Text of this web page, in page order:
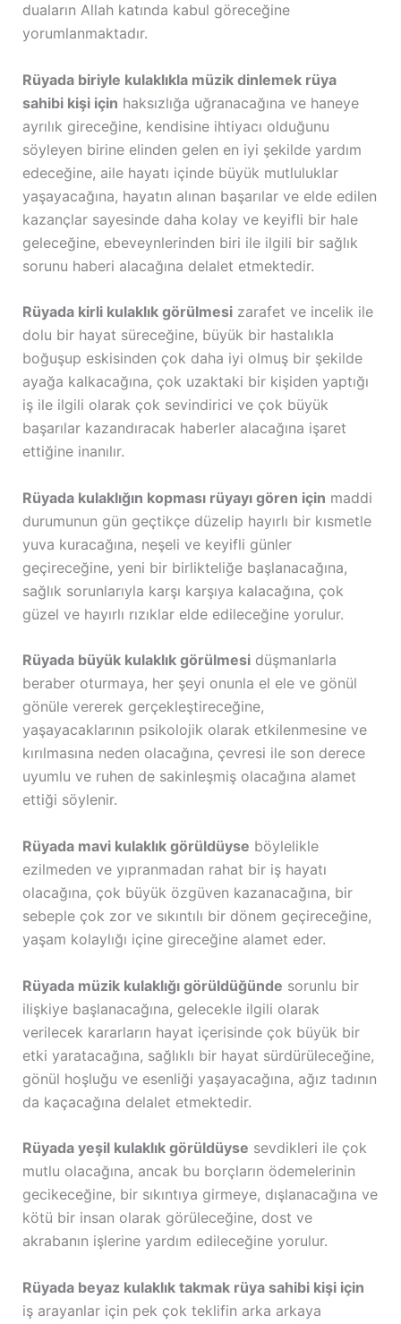
duaların Allah katında kabul göreceğine
yorumlanmaktadır.
Rüyada biriyle kulaklıkla müzik dinlemek rüya
sahibi kişi için haksızlığa uğranacağına ve haneye
ayrılık gireceğine, kendisine ihtiyacı olduğunu
söyleyen birine elinden gelen en iyi şekilde yardım
edeceğine, aile hayatı içinde büyük mutluluklar
yaşayacağına, hayatın alınan başarılar ve elde edilen
kazançlar sayesinde daha kolay ve keyifli bir hale
geleceğine, ebeveynlerinden biri ile ilgili bir sağlık
sorunu haberi alacağına delalet etmektedir.
Rüyada kirli kulaklık görülmesizarafet ve incelik ile
dolu bir hayat süreceğine, büyük bir hastalıkla
boğuşup eskisinden çok daha iyi olmuş bir şekilde
ayağa kalkacağına, çok uzaktaki bir kişiden yaptığı
iş ile ilgili olarak çok sevindirici ve çok büyük
başarılar kazandıracak haberler alacağına işaret
ettiğine inanılır.
Rüyada kulaklığın kopması rüyayı gören için maddi
durumunun gün geçtikçe düzelip hayırlı bir kısmetle
yuva kuracağına, neşeli ve keyifli günler
geçireceğine, yeni bir birlikteliğe başlanacağına,
sağlık sorunlarıyla karşı karşıya kalacağına, çok
güzel ve hayırlı rızıklar elde edileceğine yorulur.
Rüyada büyük kulaklık görülmesidüşmanlarla
beraber oturmaya, her şeyi onunla el ele ve gönül
gönüle vererek gerçekleştireceğine,
yaşayacaklarının psikolojik olarak etkilenmesine ve
kırılmasına neden olacağına, çevresi ile son derece
uyumlu ve ruhen de sakinleşmiş olacağına alamet
ettiği söylenir.
Rüyada mavi kulaklık görüldüyse böylelikle
ezilmeden ve yıpranmadan rahat bir iş hayatı
olacağına, çok büyük özgüven kazanacağına, bir
sebeple çok zor ve sıkıntılı bir dönem geçireceğine,
yaşam kolaylığı içine gireceğine alamet eder.
Rüyada müzik kulaklığı görüldüğünde sorunlu bir
ilişkiye başlanacağına, gelecekle ilgili olarak
verilecek kararların hayat içerisinde çok büyük bir
etki yaratacağına, sağlıklı bir hayat sürdürüleceğine,
gönül hoşluğu ve esenliği yaşayacağına, ağız tadının
da kaçacağına delalet etmektedir.
Rüyada yeşil kulaklık görüldüyse sevdikleri ile çok
mutlu olacağına, ancak bu borçların ödemelerinin
gecikeceğine, bir sıkıntıya girmeye, dışlanacağına ve
kötü bir insan olarak görüleceğine, dost ve
akrabanın işlerine yardım edileceğine yorulur.
Rüyada beyaz kulaklık takmak rüya sahibi kişi için
iş arayanlar için pek çok teklifin arka arkaya